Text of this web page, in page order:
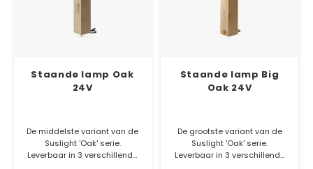
Staande lamp Oak
24V
De middelste variant van de
Suslight 'Oak' serie.
Leverbaar in 3 verschillende
Staande lamp Big
Oak 24V
De grootste variant van de
Suslight 'Oak' serie.
Leverbaar in 3 verschillende